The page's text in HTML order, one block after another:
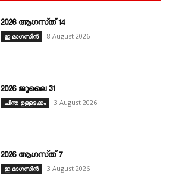
2026 ആഗസ്‌ത്‌ 14
ഇ മാഗസിൻ 8 August 2026
2026 ജൂലൈ 31
ചിന്ത ഉള്ളടക്കം 3 August 2026
2026 ആഗസ്‌ത്‌ 7
ഇ മാഗസിൻ 3 August 2026